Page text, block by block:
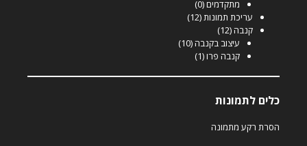
מתקדמים(0)
עריכת תמונות(12)
קנבה(12)
עיצוב בקנבה(10)
קנבה פרו(1)
כלים לתמונות
הסרת רקע מתמונה